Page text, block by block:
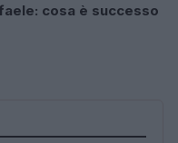
cosa è successo